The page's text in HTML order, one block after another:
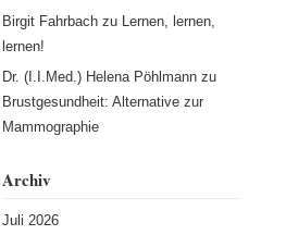
Birgit Fahrbachzu
Lernen, lernen,
lernen!
Dr. (I.I.Med.) Helena Pöhlmannzu
Brustgesundheit: Alternative zur
Mammographie
Archiv
Juli 2026